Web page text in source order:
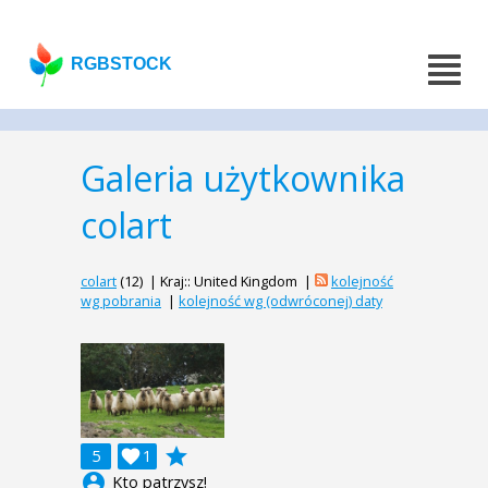
RGBSTOCK
Galeria użytkownika
colart
colart(12) | Kraj:: United Kingdom |
kolejność
wg pobrania | kolejność wg (odwróconej) daty
5 1

grade
Kto patrzysz!